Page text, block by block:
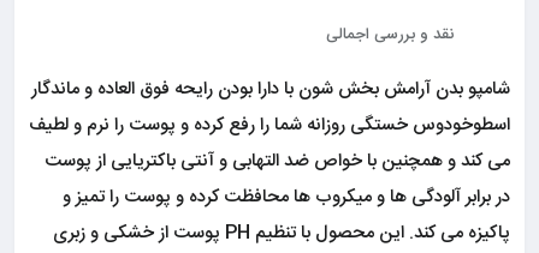
نقد و بررسی اجمالی
شامپو بدن آرامش بخش شون با دارا بودن رایحه فوق العاده و ماندگار
اسطوخودوس خستگی روزانه شما را رفع کرده و پوست را نرم و لطیف
می کند و همچنین با خواص ضد التهابی و آنتی باکتریایی از پوست
در برابر آلودگی ها و میکروب ها محافظت کرده و پوست را تمیز و
پاکیزه می کند. این محصول با تنظیم PH پوست از خشکی و زبری